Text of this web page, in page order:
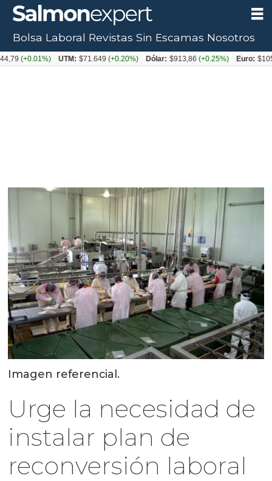
Imagen referencial.
Urge la necesidad de
instalar plan de
reconversión laboral
Bolsa Laboral Revistas Sin Escamas Nosotros
UTM: $71.649(+0.20%) Dólar: $913,86(+0.25%) Euro: $1053,08(-